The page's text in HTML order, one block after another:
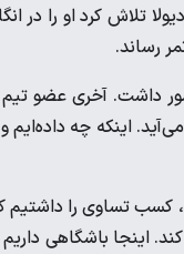
تلاش کرد او را در
رساند.
داشت. آخری عضو
اینکه چه داده‌ایم و
کسب تساوی را
اینجا باشگاهی